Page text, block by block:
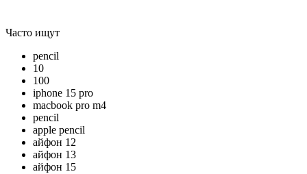
Часто ищут
pencil
10
100
iphone 15 pro
macbook pro m4
pencil
apple pencil
айфон 12
айфон 13
айфон 15